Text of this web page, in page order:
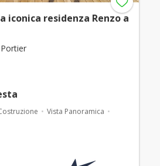
iconica residenza Renzo a
Vista Panoramica